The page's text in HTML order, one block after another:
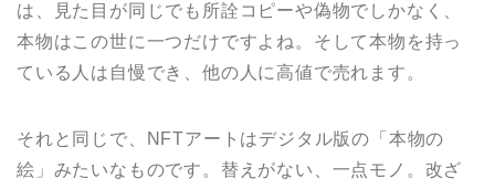
は、見た目が同じでも所詮コピーや偽物でしかなく、
本物はこの世に一つだけですよね。そして本物を持っ
ている人は自慢でき、他の人に高値で売れます。
それと同じで、NFTアートはデジタル版の「本物の
絵」みたいなものです。替えがない、一点モノ。改ざ